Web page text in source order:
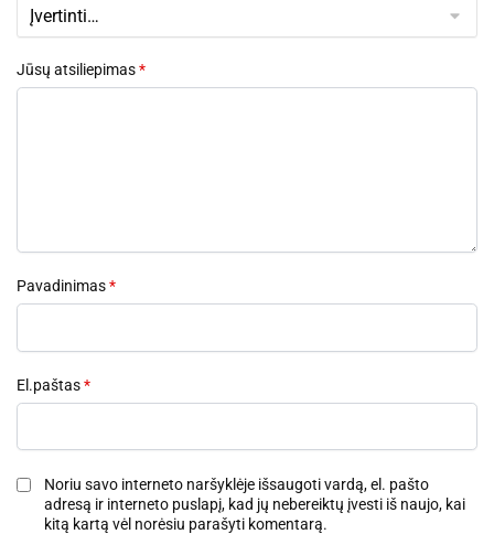
Jūsų atsiliepimas*
Pavadinimas*
El.paštas*
Noriu savo interneto naršyklėje išsaugoti vardą, el. pašto
adresą ir interneto puslapį, kad jų nebereiktų įvesti iš naujo, kai
kitą kartą vėl norėsiu parašyti komentarą.